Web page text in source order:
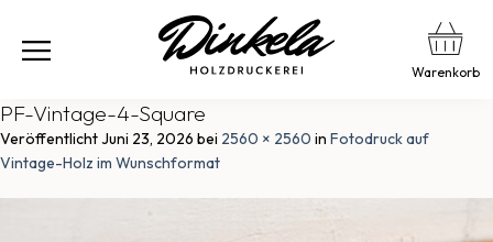
Warenkorb
PF-Vintage-4-Square
VeröffentlichtJuni 23, 2026 bei 2560 × 2560 in Fotodruck auf
Vintage-Holz im Wunschformat